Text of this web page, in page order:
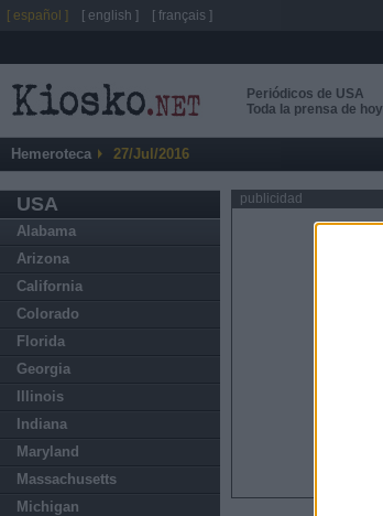
Periódicos de USA
Toda la prensa de hoy
Hemeroteca 27/Jul/2016
USA
Alabama
Arizona
California
Colorado
Florida
Georgia
Illinois
Indiana
Maryland
Massachusetts
Michigan
publicidad
[ español ] [ english ] [ français ]